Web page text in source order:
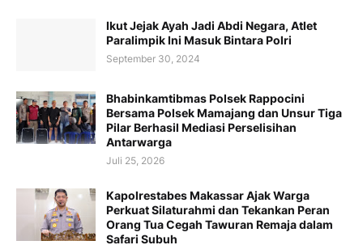
Ikut Jejak Ayah Jadi Abdi Negara, Atlet
Paralimpik Ini Masuk Bintara Polri
September 30, 2024
Bhabinkamtibmas Polsek Rappocini
Bersama Polsek Mamajang dan Unsur Tiga
Pilar Berhasil Mediasi Perselisihan
Antarwarga
Juli 25, 2026
Kapolrestabes Makassar Ajak Warga
Perkuat Silaturahmi dan Tekankan Peran
Orang Tua Cegah Tawuran Remaja dalam
Safari Subuh